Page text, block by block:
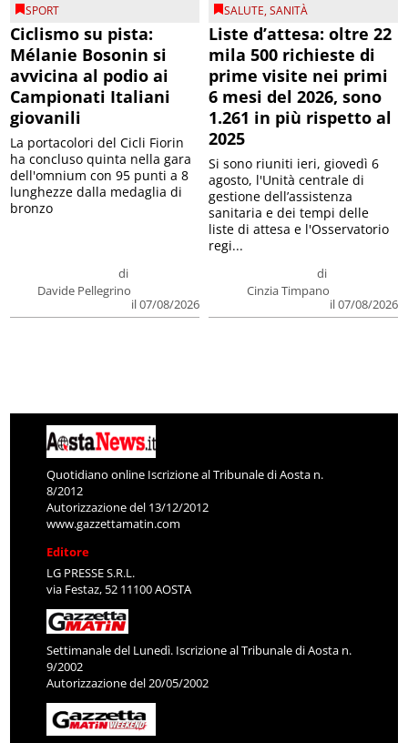
SPORT
Ciclismo su pista:
Mélanie Bosonin si
avvicina al podio ai
Campionati Italiani
giovanili
di
Davide Pellegrino
il 07/08/2026
La portacolori del Cicli Fiorin
ha concluso quinta nella gara
dell'omnium con 95 punti a 8
lunghezze dalla medaglia di
bronzo
SALUTE,SANITÀ
Liste d’attesa: oltre 22
mila 500 richieste di
prime visite nei primi
6 mesi del 2026, sono
1.261 in più rispetto al
2025
di
Cinzia Timpano
il 07/08/2026
Si sono riuniti ieri, giovedì 6
agosto, l'Unità centrale di
gestione dell’assistenza
sanitaria e dei tempi delle
liste di attesa e l'Osservatorio
regi...
Quotidiano online Iscrizione al Tribunale di Aosta n.
8/2012
Autorizzazione del 13/12/2012
www.gazzettamatin.com
Editore
LG PRESSE S.R.L.
via Festaz, 52 11100 AOSTA
Settimanale del Lunedì. Iscrizione al Tribunale di Aosta n.
9/2002
Autorizzazione del 20/05/2002